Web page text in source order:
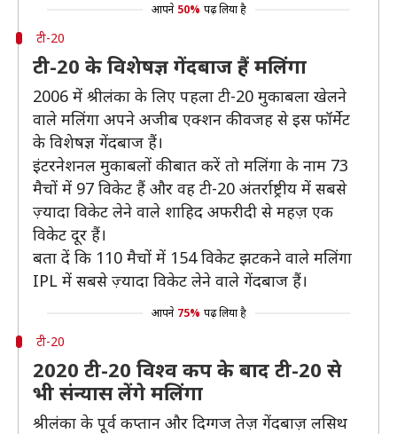
आपने 50% पढ़ लिया है
टी-20
टी-20 के विशेषज्ञ गेंदबाज हैं मलिंगा
2006 में श्रीलंका के लिए पहला टी-20 मुकाबला खेलने
वाले मलिंगा अपने अजीब एक्शन की वजह से इस फॉर्मेट
के विशेषज्ञ गेंदबाज हैं।
इंटरनेशनल मुकाबलों की बात करें तो मलिंगा के नाम 73
मैचों में 97 विकेट हैं और वह टी-20 अंतर्राष्ट्रीय में सबसे
ज़्यादा विकेट लेने वाले शाहिद अफरीदी से महज़ एक
विकेट दूर हैं।
बता दें कि 110 मैचों में 154 विकेट झटकने वाले मलिंगा
IPL में सबसे ज़्यादा विकेट लेने वाले गेंदबाज हैं।
आपने 75% पढ़ लिया है
टी-20
2020 टी-20 विश्व कप के बाद टी-20 से
भी संन्यास लेंगे मलिंगा
श्रीलंका के पूर्व कप्तान और दिग्गज तेज़ गेंदबाज़ लसिथ